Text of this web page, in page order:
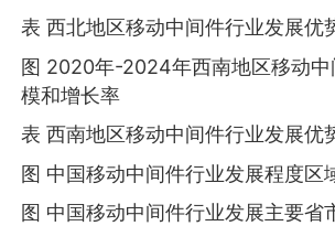
表 西北地区移动中间件行业发展优
图 2020年-2024年西南地区移动中
模和增长率
表 西南地区移动中间件行业发展优
图 中国移动中间件行业发展程度区
图 中国移动中间件行业发展主要省